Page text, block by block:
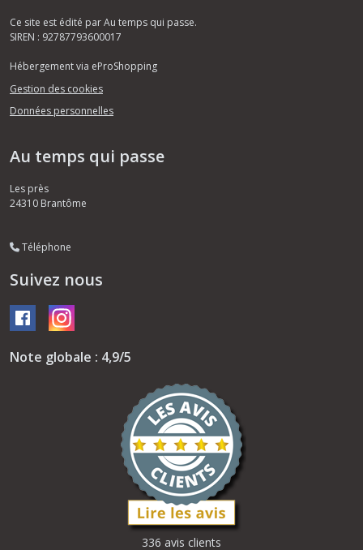
Ce site est édité par Au temps qui passe.
SIREN : 92787793600017
Hébergement via eProShopping
Gestion des cookies
Données personnelles
Au temps qui passe
Les près
24310 Brantôme
Téléphone
Suivez nous
Note globale : 4,9/5
336 avis clients